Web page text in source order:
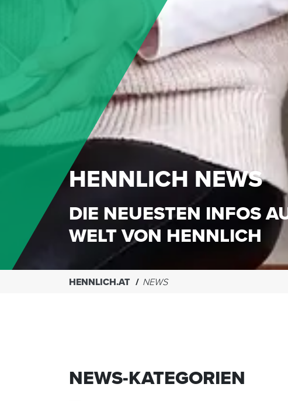
HENNLICH NEWS
DIE NEUESTEN INFOS
WELT VON HENNLICH
HENNLICH.AT NEWS
NEWS-KATEGORIEN